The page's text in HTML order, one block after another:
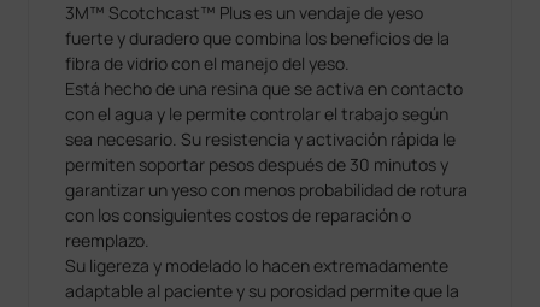
3M™ Scotchcast™ Plus es un vendaje de yeso
fuerte y duradero que combina los beneficios de la
fibra de vidrio con el manejo del yeso.
Está hecho de una resina que se activa en contacto
con el agua y le permite controlar el trabajo según
sea necesario. Su resistencia y activación rápida le
permiten soportar pesos después de 30 minutos y
garantizar un yeso con menos probabilidad de rotura
con los consiguientes costos de reparación o
reemplazo.
Su ligereza y modelado lo hacen extremadamente
adaptable al paciente y su porosidad permite que la